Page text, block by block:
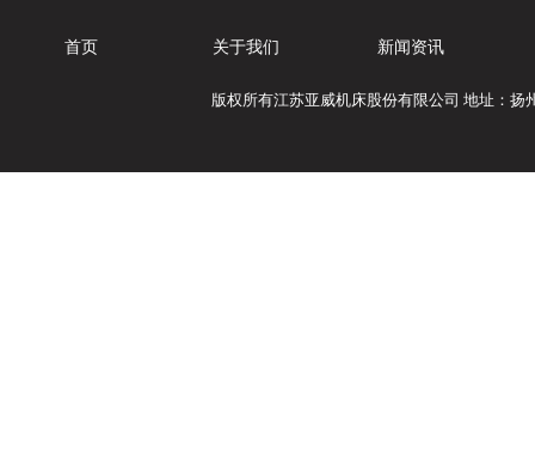
首页 关于我们 新闻资讯
版权所有江苏亚威机床股份有限公司 地址：